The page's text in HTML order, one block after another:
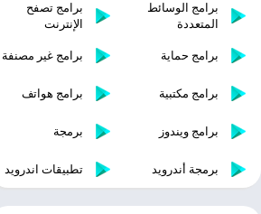
برامج الوسائط
المتعددة
برامج تصفح
الإنترنت
برامج حماية
برامج غير مصنفة
برامج مكتبية برامج هواتف
برامج ويندوز برمجة
برمجة أندرويد تطبيقات اندرويد